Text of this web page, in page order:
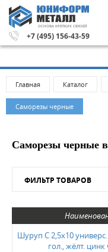
ОСНОВА КРЕПКИХ СВЯЗЕЙ
+7 (495) 156-43-59
рублей.Метизы и
Главная Каталог
Саморезы черные
Саморезы черные
ФИЛЬТР ТОВАРОВ
Цена
от до
Шуруп С 2,5х10
гол., жёлт.